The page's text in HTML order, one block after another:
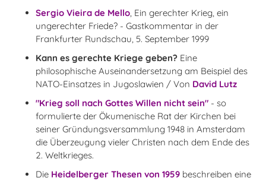
Sergio Vieira de Mello, Ein gerechter Krieg, ein
ungerechter Friede? - Gastkommentar in der
Frankfurter Rundschau, 5. September 1999
Kann es gerechte Kriege geben? Eine
philosophische Auseinandersetzung am Beispiel des
NATO-Einsatzes in Jugoslawien / Von David Lutz
"Krieg soll nach Gottes Willen nicht sein" - so
formulierte der Ökumenische Rat der Kirchen bei
seiner Gründungsversammlung 1948 in Amsterdam
die Überzeugung vieler Christen nach dem Ende des
2. Weltkrieges.
Die Heidelberger Thesen von 1959 beschreiben eine